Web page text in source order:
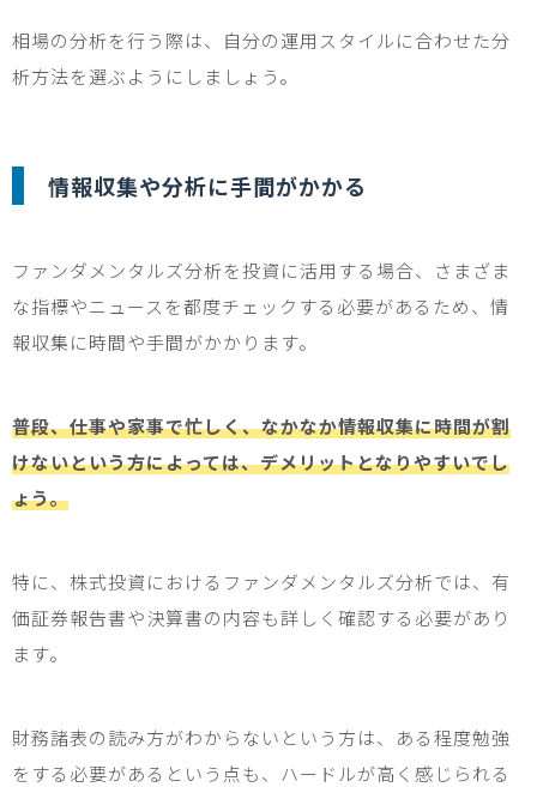
相場の分析を行う際は、自分の運用スタイルに合わせた分
析方法を選ぶようにしましょう。
情報収集や分析に手間がかかる
ファンダメンタルズ分析を投資に活用する場合、さまざま
な指標やニュースを都度チェックする必要があるため、情
報収集に時間や手間がかかります。
普段、仕事や家事で忙しく、なかなか情報収集に時間が割
けないという方によっては、デメリットとなりやすいでし
ょう。
特に、株式投資におけるファンダメンタルズ分析では、有
価証券報告書や決算書の内容も詳しく確認する必要があり
ます。
財務諸表の読み方がわからないという方は、ある程度勉強
をする必要があるという点も、ハードルが高く感じられる